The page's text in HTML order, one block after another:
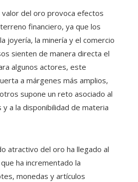
valor del oro provoca efectos
financiero, ya que los
joyería, la minería y el comercio
sienten de manera directa el
algunos actores, este
a márgenes más amplios,
supone un reto asociado al
a la disponibilidad de materia
atractivo del oro ha llegado al
ha incrementado la
monedas y artículos